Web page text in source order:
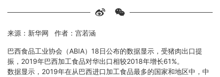
来源：新华网 作者：宫若涵
巴西食品工业协会（ABIA）18日公布的数据显示，受猪肉出口提
振，2019年巴西加工食品对华出口相较2018年增长61%。
数据显示，2019年在从巴西进口加工食品最多的国家和地区中，中